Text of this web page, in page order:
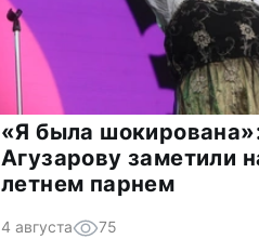
«Я была
Агузарову заметили
летнем парнем
4 августа 75